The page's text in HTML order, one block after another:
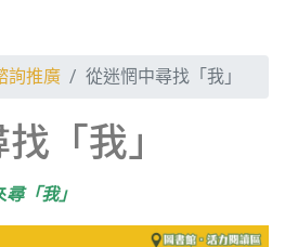
詢推廣 從迷惘中尋找「我」
「我」
尋「我」